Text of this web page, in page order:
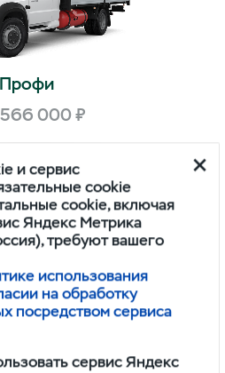
Профи
566 000 ₽
и сервис
cookie
cookie, включая
Яндекс Метрика
требуют вашего
использования
на обработку
посредством сервиса
сервис Яндекс